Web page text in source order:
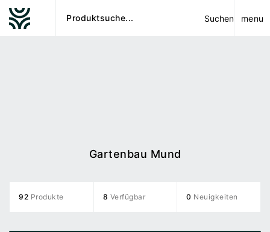
Suchen menu
Gartenbau Mund
92 Produkte 8 Verfügbar 0 Neuigkeiten